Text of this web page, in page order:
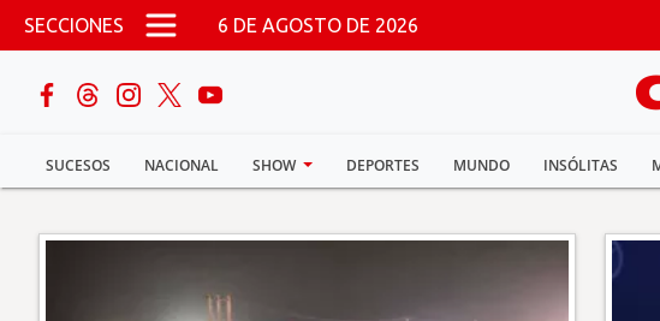
Pasar al contenido principal
SECCIONES 6 DE AGOSTO DE 2026
SUCESOS NACIONAL SHOW DEPORTES MUNDO INSÓLITAS
buscar
Sucesos
Nacional